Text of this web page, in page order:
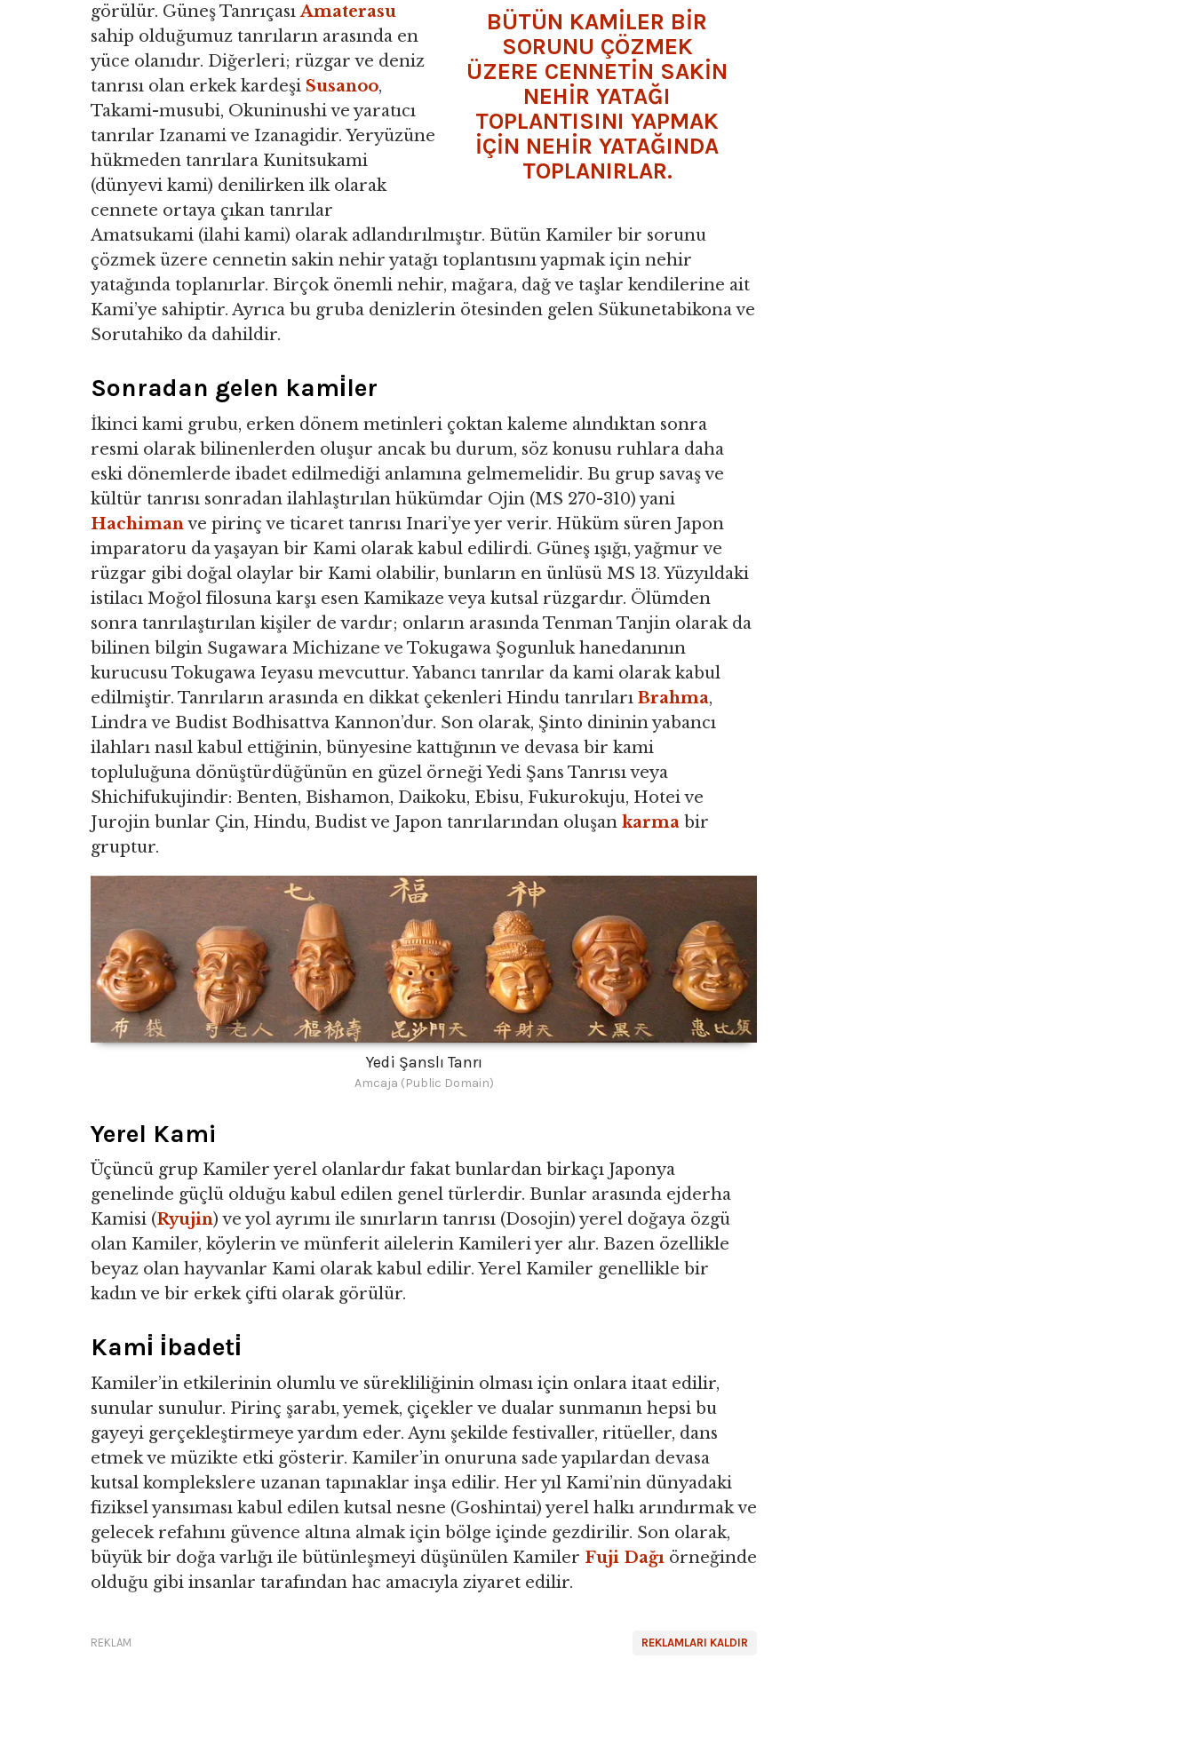
BÜTÜN KAMİLER BİR
SORUNU ÇÖZMEK
ÜZERE CENNETİN SAKİN
NEHİR YATAĞI
TOPLANTISINI YAPMAK
İÇİN NEHİR YATAĞINDA
TOPLANIRLAR.
görülür. Güneş TanrıçasıAmaterasu
sahip olduğumuz tanrıların arasında en
yüce olanıdır. Diğerleri; rüzgar ve deniz
tanrısı olan erkek kardeşi Susanoo,
Takami-musubi, Okuninushi ve yaratıcı
tanrılar Izanami ve Izanagidir. Yeryüzüne
hükmeden tanrılara Kunitsukami
(dünyevi kami) denilirken ilk olarak
cennete ortaya çıkan tanrılar
Amatsukami (ilahi kami) olarak adlandırılmıştır. Bütün Kamiler bir sorunu
çözmek üzere cennetin sakin nehir yatağı toplantısını yapmak için nehir
yatağında toplanırlar. Birçok önemli nehir, mağara, dağ ve taşlar kendilerine ait
Kami’ye sahiptir. Ayrıca bu gruba denizlerin ötesinden gelen Sükunetabikona ve
Sorutahiko da dahildir.
Sonradan gelen kami̇ler
İkinci kami grubu, erken dönem metinleri çoktan kaleme alındıktan sonra
resmi olarak bilinenlerden oluşur ancak bu durum, söz konusu ruhlara daha
eski dönemlerde ibadet edilmediği anlamına gelmemelidir. Bu grup savaş ve
kültür tanrısı sonradan ilahlaştırılan hükümdar Ojin (MS 270-310) yani
Hachimanve pirinç ve ticaret tanrısı Inari’ye yer verir. Hüküm süren Japon
imparatoru da yaşayan bir Kami olarak kabul edilirdi. Güneş ışığı, yağmur ve
rüzgar gibi doğal olaylar bir Kami olabilir, bunların en ünlüsü MS 13. Yüzyıldaki
istilacı Moğol filosuna karşı esen Kamikaze veya kutsal rüzgardır. Ölümden
sonra tanrılaştırılan kişiler de vardır; onların arasında Tenman Tanjin olarak da
bilinen bilgin Sugawara Michizane ve Tokugawa Şogunluk hanedanının
kurucusu Tokugawa Ieyasu mevcuttur. Yabancı tanrılar da kami olarak kabul
edilmiştir. Tanrıların arasında en dikkat çekenleri Hindu tanrıları Brahma,
Lindra ve Budist Bodhisattva Kannon’dur. Son olarak, Şinto dininin yabancı
ilahları nasıl kabul ettiğinin, bünyesine kattığının ve devasa bir kami
topluluğuna dönüştürdüğünün en güzel örneği Yedi Şans Tanrısı veya
Shichifukujindir: Benten, Bishamon, Daikoku, Ebisu, Fukurokuju, Hotei ve
Jurojin bunlar Çin, Hindu, Budist ve Japon tanrılarından oluşan karma bir
gruptur.
Yedi Şanslı Tanrı
Amcaja (Public Domain)
Yerel Kami
Üçüncü grup Kamiler yerel olanlardır fakat bunlardan birkaçı Japonya
genelinde güçlü olduğu kabul edilen genel türlerdir. Bunlar arasında ejderha
Kamisi (Ryujin) ve yol ayrımı ile sınırların tanrısı (Dosojin) yerel doğaya özgü
olan Kamiler, köylerin ve münferit ailelerin Kamileri yer alır. Bazen özellikle
beyaz olan hayvanlar Kami olarak kabul edilir. Yerel Kamiler genellikle bir
kadın ve bir erkek çifti olarak görülür.
Kami̇ i̇badeti̇
Kamiler’in etkilerinin olumlu ve sürekliliğinin olması için onlara itaat edilir,
sunular sunulur. Pirinç şarabı, yemek, çiçekler ve dualar sunmanın hepsi bu
gayeyi gerçekleştirmeye yardım eder. Aynı şekilde festivaller, ritüeller, dans
etmek ve müzikte etki gösterir. Kamiler’in onuruna sade yapılardan devasa
kutsal komplekslere uzanan tapınaklar inşa edilir. Her yıl Kami’nin dünyadaki
fiziksel yansıması kabul edilen kutsal nesne (Goshintai) yerel halkı arındırmak ve
gelecek refahını güvence altına almak için bölge içinde gezdirilir. Son olarak,
büyük bir doğa varlığı ile bütünleşmeyi düşünülen Kamiler Fuji Dağı örneğinde
olduğu gibi insanlar tarafından hac amacıyla ziyaret edilir.
REKLAMLARI KALDIR
REKLAM